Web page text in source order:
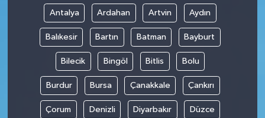
Antalya Ardahan Artvin Aydın
Balıkesir Bartın Batman Bayburt
Bilecik Bingöl Bitlis Bolu
Burdur Bursa Çanakkale Çankırı
Çorum Denizli Diyarbakır Düzce